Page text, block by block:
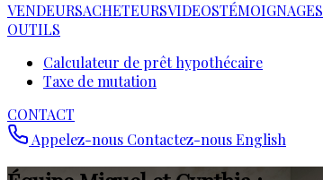
VENDEURSACHETEURSVIDEOSTÉMOIGNAGES
OUTILS
Calculateur de prêt hypothécaire
Taxe de mutation
CONTACT
Appelez-nous Contactez-nousEnglish